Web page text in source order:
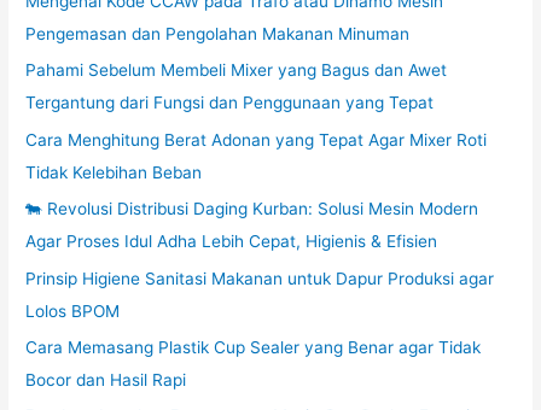
Pengemasan dan Pengolahan Makanan Minuman
Pahami Sebelum Membeli Mixer yang Bagus dan Awet
Tergantung dari Fungsi dan Penggunaan yang Tepat
Cara Menghitung Berat Adonan yang Tepat Agar Mixer Roti
Tidak Kelebihan Beban
🐄 Revolusi Distribusi Daging Kurban: Solusi Mesin Modern
Agar Proses Idul Adha Lebih Cepat, Higienis & Efisien
Prinsip Higiene Sanitasi Makanan untuk Dapur Produksi agar
Lolos BPOM
Cara Memasang Plastik Cup Sealer yang Benar agar Tidak
Bocor dan Hasil Rapi